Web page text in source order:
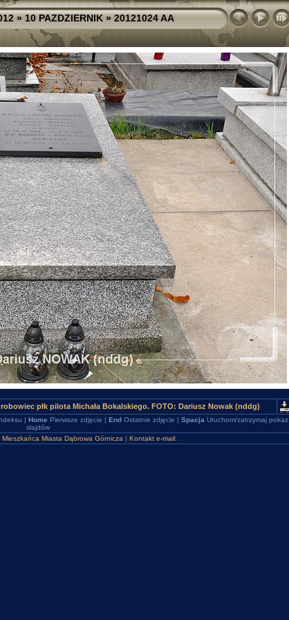
»10 PAZDZIERNIK»20121024 AA
płk pilota Michała Bokalskiego. FOTO: Dariusz Nowak (nddg)
| Home Pierwsze zdjęcie | EndOstatnie zdjęcie | Spacja Uruchom/zatrzymaj pokaz
slajdów
Mieszkańca Miasta Dąbrowa Górnicza | Kontakt e-mail: